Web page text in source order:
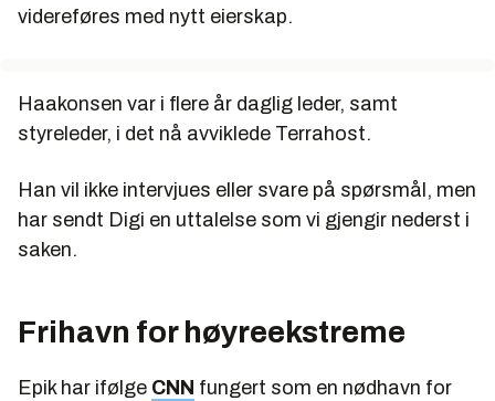
videreføres med nytt eierskap.
Haakonsen var i flere år daglig leder, samt
styreleder, i det nå avviklede Terrahost.
Han vil ikke intervjues eller svare på spørsmål, men
har sendt Digi en uttalelse som vi gjengir nederst i
saken.
Frihavn for høyreekstreme
Epik har ifølge CNN fungert som en nødhavn for